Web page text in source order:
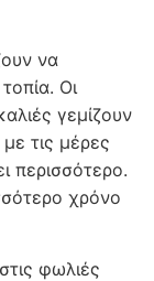
να
Οι
γεμίζουν
τις μέρες
περισσότερο.
χρόνο
φωλιές